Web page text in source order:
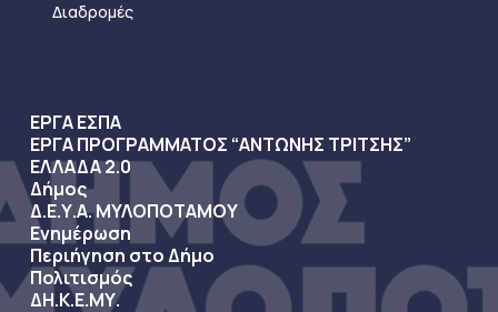
Διαδρομές
ΕΡΓΑ ΕΣΠΑ
ΕΡΓΑ ΠΡΟΓΡΑΜΜΑΤΟΣ “ΑΝΤΩΝΗΣ ΤΡΙΤΣΗΣ”
ΕΛΛΑΔΑ 2.0
Δήμος
Δ.Ε.Υ.Α. ΜΥΛΟΠΟΤΑΜΟΥ
Ενημέρωση
Περιήγηση στο Δήμο
Πολιτισμός
ΔΗ.Κ.Ε.ΜΥ.